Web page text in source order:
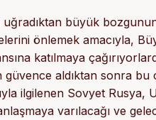
büyük
önlemek amacıyla,
katılmaya
aldıktan sonra bu
ilgilenen Sovyet Rusya,
varılacağı ve